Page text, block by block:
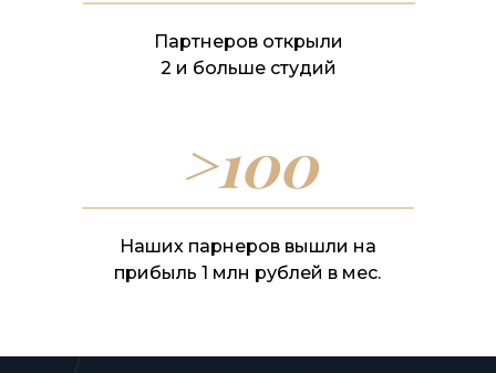
Партнеров открыли
2 и больше студий
>100
Наших парнеров вышли на
прибыль 1 млн рублей в мес.